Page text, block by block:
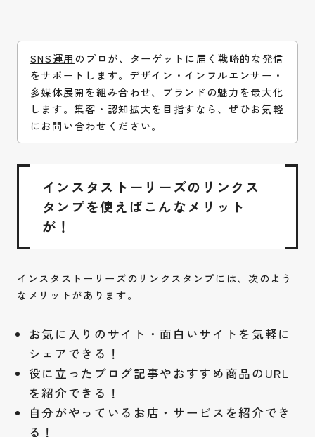
SNS運用のプロが、ターゲットに届く戦略的な発信
をサポートします。デザイン・インフルエンサー・
多媒体展開を組み合わせ、ブランドの魅力を最大化
します。集客・認知拡大を目指すなら、ぜひお気軽
にお問い合わせ ください。
インスタストーリーズのリンクス
タンプを使えばこんなメリット
が！
インスタストーリーズのリンクスタンプには、次のよう
なメリットがあります。
お気に入りのサイト・面白いサイトを気軽に
シェアできる！
役に立ったブログ記事やおすすめ商品のURL
を紹介できる！
自分がやっているお店・サービスを紹介でき
る！